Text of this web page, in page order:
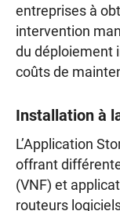
entreprises à
intervention
du déploiement
coûts de
Installation à
L’Application
offrant
(VNF) et
routeurs